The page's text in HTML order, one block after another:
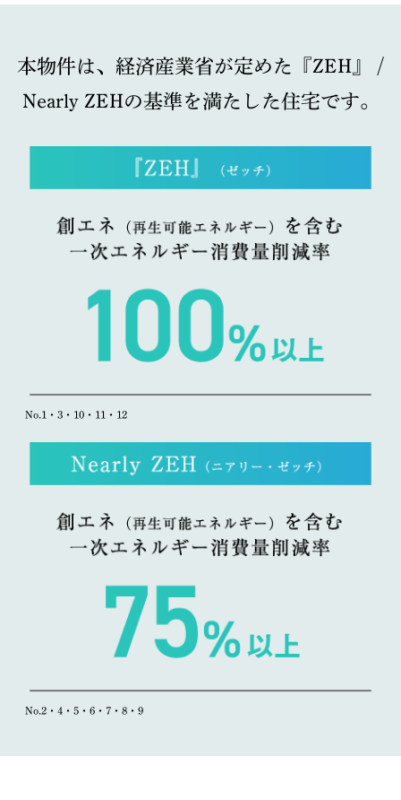
本物件は、経済産業省が定めた『ZEH』 /
Nearly ZEHの基準を満たした住宅です。
No.1・3・10・11・12
No.2・4・5・6・7・8・9